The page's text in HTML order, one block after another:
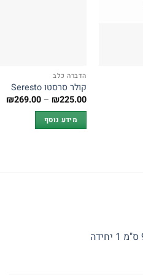
הדברה כלב
קולר סרסטו Seresto
₪225.00
–
₪269.00
מידע נוסף